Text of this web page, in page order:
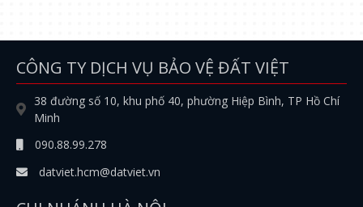
CÔNG TY DỊCH VỤ BẢO VỆ ĐẤT VIỆT
38 đường số 10, khu phố 40, phường Hiệp Bình, TP Hồ Chí
Minh
090.88.99.278
datviet.hcm@datviet.vn